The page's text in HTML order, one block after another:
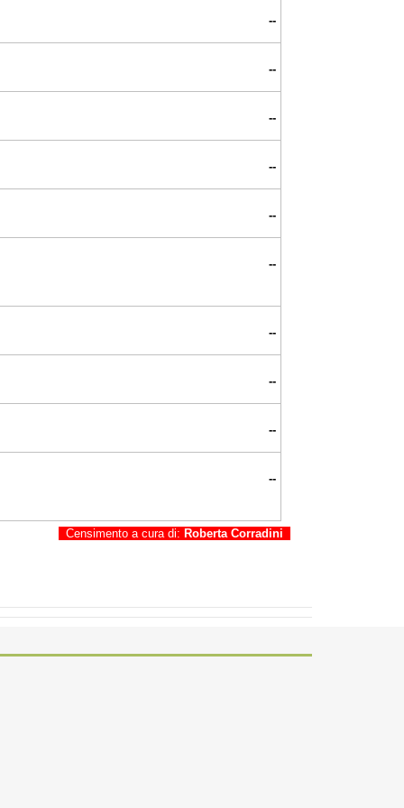
--
--
--
--
--
--
--
--
--
--
Censimento a cura di: Roberta Corradini